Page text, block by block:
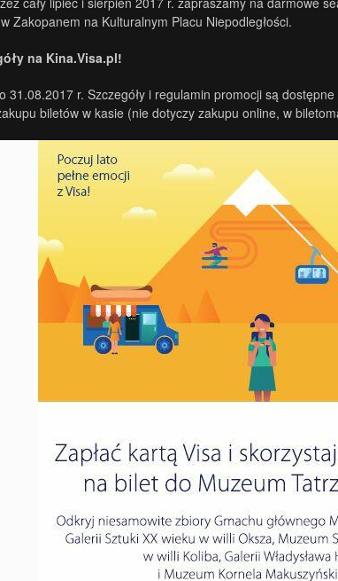
w Zakopanem na Kulturalnym Placu Niepodległości.
na Kina.Visa.pl!
31.08.2017 r. Szczegóły i regulamin promocji są
biletów w kasie (nie dotyczy zakupu online, w